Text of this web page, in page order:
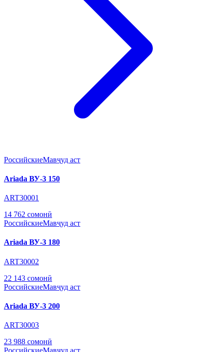
РоссийскиеМавҷуд аст
Ariada ВУ-3 150
ART30001
14 762 сомонӣ
РоссийскиеМавҷуд аст
Ariada ВУ-3 180
ART30002
22 143 сомонӣ
РоссийскиеМавҷуд аст
Ariada ВУ-3 200
ART30003
23 988 сомонӣ